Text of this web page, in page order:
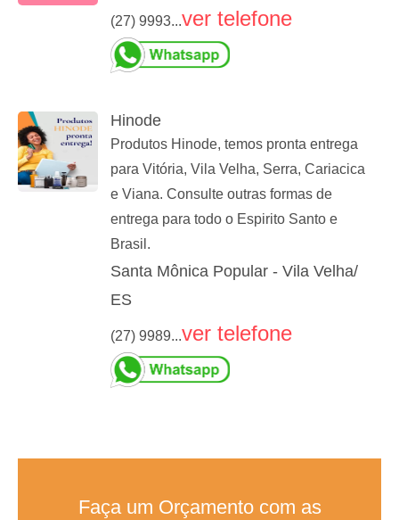
(27) 9993...ver telefone
Hinode
Produtos Hinode, temos pronta entrega
para Vitória, Vila Velha, Serra, Cariacica
e Viana. Consulte outras formas de
entrega para todo o Espirito Santo e
Brasil.
Santa Mônica Popular - Vila Velha/
ES
(27) 9989...ver telefone
Faça um Orçamento com as